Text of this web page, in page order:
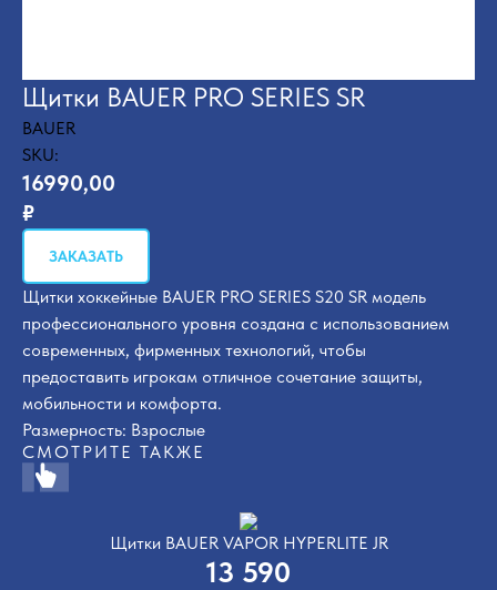
Щитки BAUER PRO SERIES SR
BAUER
SKU:
16990,00
₽
ЗАКАЗАТЬ
Щитки хоккейные BAUER PRO SERIES S20 SR модель
профессионального уровня создана с использованием
современных, фирменных технологий, чтобы
предоставить игрокам отличное сочетание защиты,
мобильности и комфорта.
Размерность: Взрослые
СМОТРИТЕ ТАКЖЕ
Щитки BAUER VAPOR HYPERLITE JR
13 590